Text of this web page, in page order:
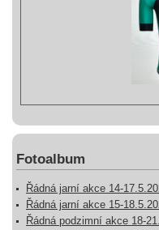
Fotoalbum
Řádná jarní akce 14-
Řádná jarní akce 15-
Řádná podzimní akce 18-